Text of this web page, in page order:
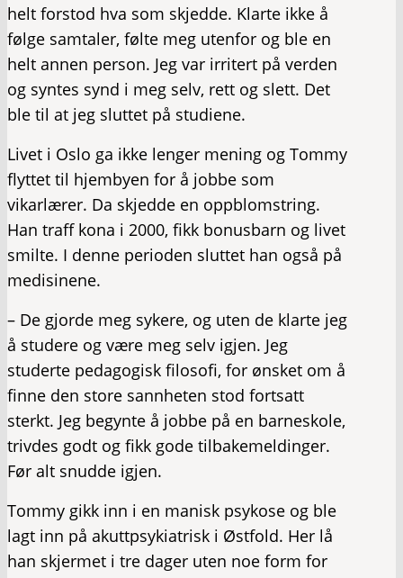
helt forstod hva som skjedde. Klarte ikke å
følge samtaler, følte meg utenfor og ble en
helt annen person. Jeg var irritert på verden
og syntes synd i meg selv, rett og slett. Det
ble til at jeg sluttet på studiene.
Livet i Oslo ga ikke lenger mening og Tommy
flyttet til hjembyen for å jobbe som
vikarlærer. Da skjedde en oppblomstring.
Han traff kona i 2000, fikk bonusbarn og livet
smilte. I denne perioden sluttet han også på
medisinene.
– De gjorde meg sykere, og uten de klarte jeg
å studere og være meg selv igjen. Jeg
studerte pedagogisk filosofi, for ønsket om å
finne den store sannheten stod fortsatt
sterkt. Jeg begynte å jobbe på en barneskole,
trivdes godt og fikk gode tilbakemeldinger.
Før alt snudde igjen.
Tommy gikk inn i en manisk psykose og ble
lagt inn på akuttpsykiatrisk i Østfold. Her lå
han skjermet i tre dager uten noe form for